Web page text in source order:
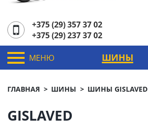
+375 (29) 357 37 02
+375 (29) 237 37 02
МЕНЮ ШИНЫ
ГЛАВНАЯ ШИНЫ ШИНЫ GISLAVED
GISLAVED